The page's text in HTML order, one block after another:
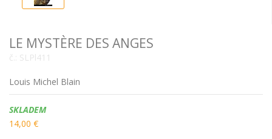
LE MYSTÈRE DES ANGES
č.: SLPl411
Louis Michel Blain
Dostupnost:
SKLADEM
14,00 €